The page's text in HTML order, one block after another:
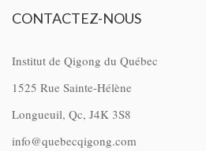
CONTACTEZ-NOUS
Institut de Qigong du Québec
1525 Rue Sainte-Hélène
Longueuil, Qc, J4K 3S8
info@quebecqigong.com